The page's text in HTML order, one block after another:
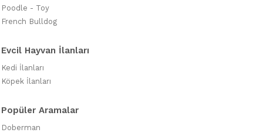
Poodle - Toy
French Bulldog
Evcil Hayvan İlanları
Kedi İlanları
Köpek İlanları
Popüler Aramalar
Doberman